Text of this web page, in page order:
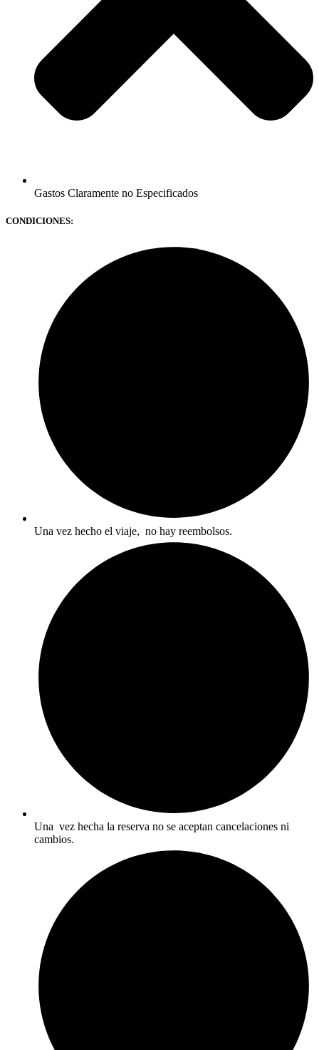
Gastos Claramente no Especificados
CONDICIONES:
Una vez hecho el viaje, no hay reembolsos.
Una vez hecha la reserva no se aceptan cancelaciones ni
cambios.